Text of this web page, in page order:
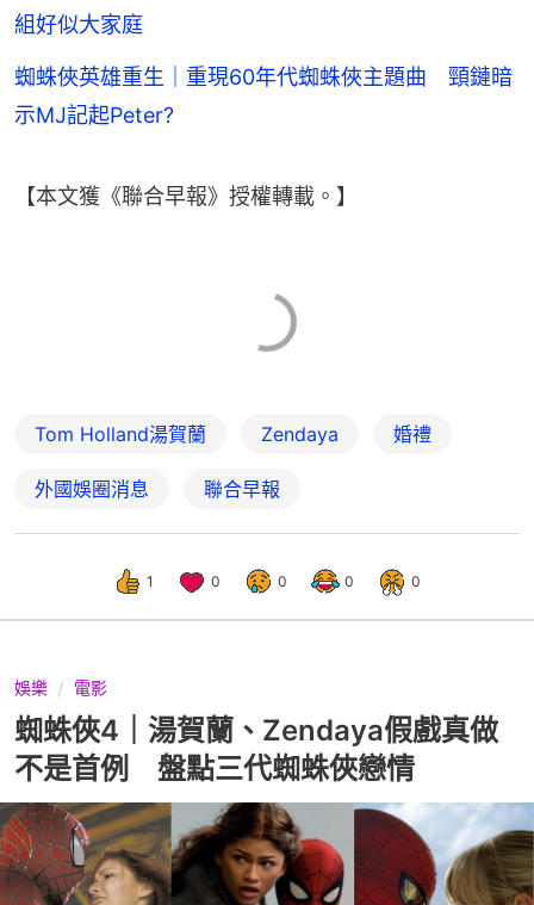
組好似大家庭
蜘蛛俠英雄重生｜重現60年代蜘蛛俠主題曲 頸鏈暗
示MJ記起Peter?
【本文獲《聯合早報》授權轉載。】
Tom Holland湯賀蘭 Zendaya 婚禮
外國娛圈消息 聯合早報
1 0 0 0 0
娛樂 電影
蜘蛛俠4｜湯賀蘭、Zendaya假戲真做
不是首例 盤點三代蜘蛛俠戀情